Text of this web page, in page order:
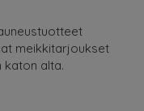
meikkitarjoukset
katon alta.